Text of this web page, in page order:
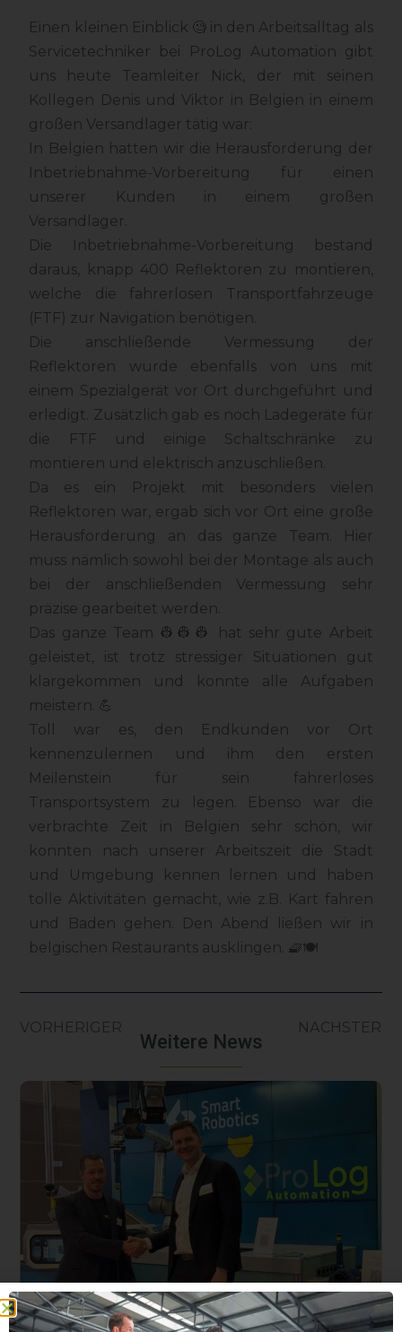
Einen kleinen Einblick 🧐 in den Arbeitsalltag als
Servicetechniker bei ProLog Automation gibt
uns heute Teamleiter Nick, der mit seinen
Kollegen Denis und Viktor in Belgien in einem
großen Versandlager tätig war:
In Belgien hatten wir die Herausforderung der
Inbetriebnahme-Vorbereitung für einen
unserer Kunden in einem großen
Versandlager.
Die Inbetriebnahme-Vorbereitung bestand
daraus, knapp 400 Reflektoren zu montieren,
welche die fahrerlosen Transportfahrzeuge
(FTF) zur Navigation benötigen.
Die anschließende Vermessung der
Reflektoren wurde ebenfalls von uns mit
einem Spezialgerät vor Ort durchgeführt und
erledigt. Zusätzlich gab es noch Ladegeräte für
die FTF und einige Schaltschränke zu
montieren und elektrisch anzuschließen.
Da es ein Projekt mit besonders vielen
Reflektoren war, ergab sich vor Ort eine große
Herausforderung an das ganze Team. Hier
muss nämlich sowohl bei der Montage als auch
bei der anschließenden Vermessung sehr
präzise gearbeitet werden.
Das ganze Team 👷👷👷 hat sehr gute Arbeit
geleistet, ist trotz stressiger Situationen gut
klargekommen und konnte alle Aufgaben
meistern. 💪
Toll war es, den Endkunden vor Ort
kennenzulernen und ihm den ersten
Meilenstein für sein fahrerloses
Transportsystem zu legen. Ebenso war die
verbrachte Zeit in Belgien sehr schön, wir
konnten nach unserer Arbeitszeit die Stadt
und Umgebung kennen lernen und haben
tolle Aktivitäten gemacht, wie z.B. Kart fahren
und Baden gehen. Den Abend ließen wir in
belgischen Restaurants ausklingen. 🧇🍽
VORHERIGER NÄCHSTER
Weitere News